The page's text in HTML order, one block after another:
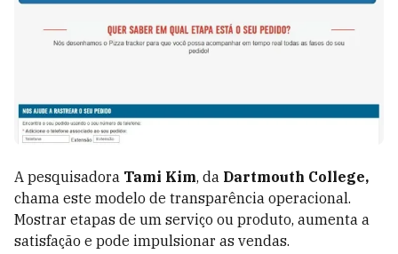
A pesquisadora Tami Kim, da Dartmouth College,
chama este modelo de transparência operacional.
Mostrar etapas de um serviço ou produto, aumenta a
satisfação e pode impulsionar as vendas.